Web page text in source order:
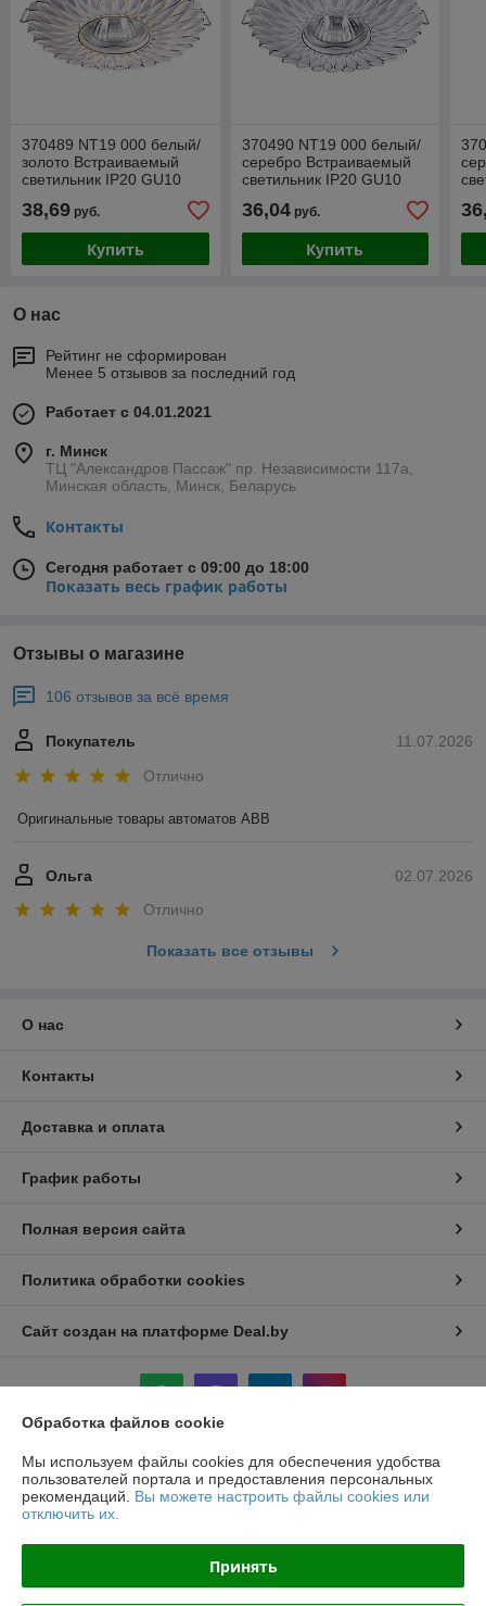
370489 NT19 000 белый/
золото Встраиваемый
светильник IP20 GU10
38,69 руб.
Купить
370490 NT19 000 белый/
серебро Встраиваемый
светильник IP20 GU10
36,04руб.
Купить
О нас
Рейтинг не сформирован
Менее 5 отзывов за последний год
Работает с 04.01.2021
г. Минск
ТЦ "Александров Пассаж" пр. Независимости 117а,
Минская область, Минск, Беларусь
Контакты
Сегодня работает с 09:00 до 18:00
Показать весь график работы
Отзывы о магазине
106 отзывов за всё время
11.07.2026
Покупатель
Отлично
Оригинальные товары автоматов ABB
02.07.2026
Ольга
Отлично
Показать все отзывы
О нас
Контакты
Доставка и оплата
График работы
Полная версия сайта
Политика обработки cookies
Сайт создан на платформе Deal.by
Информация для покупателя
Индивидуальный предприниматель:
Регистрационный номер ЕГР: 193513378
Обработка файлов cookie
Мы используем файлы cookies для обеспечения удобства
пользователей портала и предоставления персональных
рекомендаций. Вы можете настроить файлы cookies или
отключить их.
Принять